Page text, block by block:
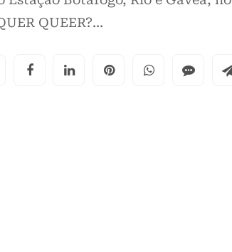
QUEER?…